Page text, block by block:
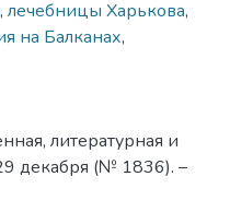
, лечебницы Харькова,
на Балканах,
литературная и
декабря (№ 1836). –